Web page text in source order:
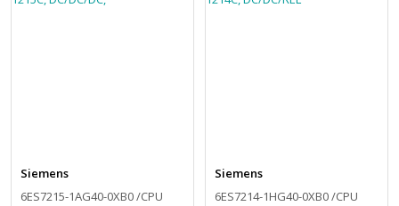
Siemens
6ES7215-1AG40-0XB0 /CPU
Siemens
6ES7214-1HG40-0XB0 /CPU